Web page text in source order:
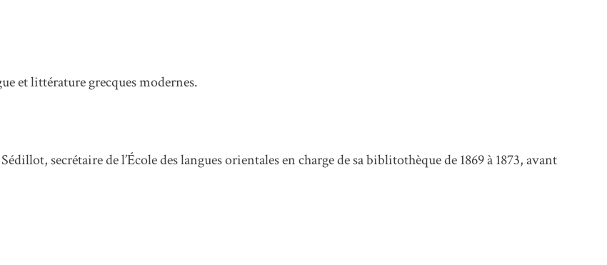
et littérature grecques modernes.
secrétaire de l’École des langues orientales en charge de sa biblitothèque de 1869 à 1873, avant